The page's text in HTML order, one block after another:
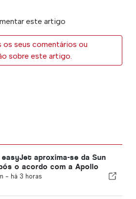
este artigo
os seus comentários ou
sobre este artigo.
easyJet aproxima-se da Sun
o acordo com a Apollo
- há 3 horas